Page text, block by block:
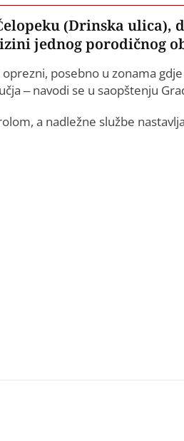
(Drinska ulica),
jednog porodičnog
posebno u zonama
– navodi se u saopštenju
a nadležne službe